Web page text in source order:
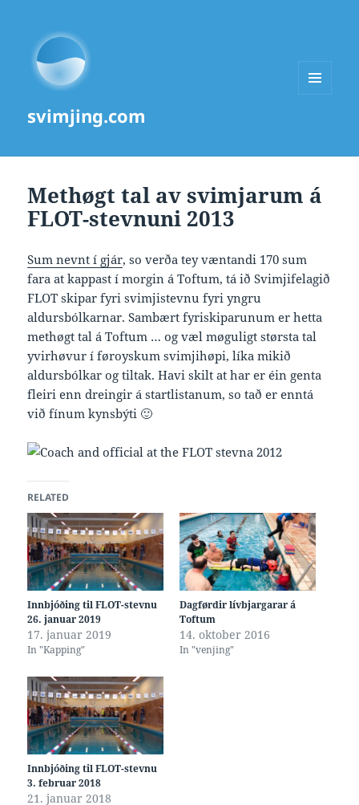
svimjing.com
Methøgt tal av svimjarum á
FLOT-stevnuni 2013
Sum nevnt í gjár, so verða tey væntandi 170 sum
fara at kappast í morgin á Toftum, tá ið Svimjifelagið
FLOT skipar fyri svimjistevnu fyri yngru
aldursbólkarnar. Sambært fyriskiparunum er hetta
methøgt tal á Toftum … og væl møguligt størsta tal
yvirhøvur í føroyskum svimjihøpi, líka mikið
aldursbólkar og tiltak. Havi skilt at har er éin genta
fleiri enn dreingir á startlistanum, so tað er enntá
við fínum kynsbýti 🙂
RELATED
Innbjóðing til FLOT-stevnu
26. januar 2019
17. januar 2019
In "Kapping"
Dagførdir lívbjargarar á
Toftum
14. oktober 2016
In "venjing"
Innbjóðing til FLOT-stevnu
3. februar 2018
21. januar 2018